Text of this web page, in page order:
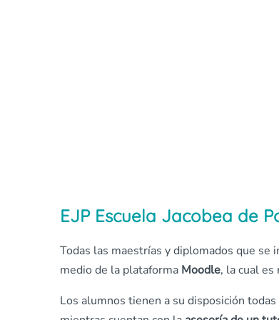
EJP Escuela Jacobea de
Todas las maestrías y diplomados que se
medio de la plataforma Moodle, la cual
Los alumnos tienen a su disposición